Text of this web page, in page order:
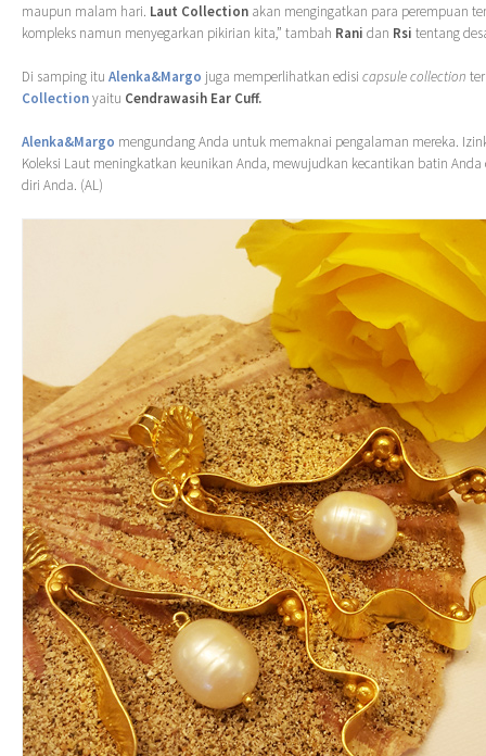
maupun malam hari. Laut Collection akan mengingatkan para perempuan
kompleks namun menyegarkan pikirian kita,” tambah Rani dan Rsi tentang
Di samping itu Alenka&Margo juga memperlihatkan edisi capsule collection
Collectionyaitu Cendrawasih Ear Cuff.
Alenka&Margo mengundang Anda untuk memaknai pengalaman mereka.
Koleksi Laut meningkatkan keunikan Anda, mewujudkan kecantikan batin
diri Anda. (AL)